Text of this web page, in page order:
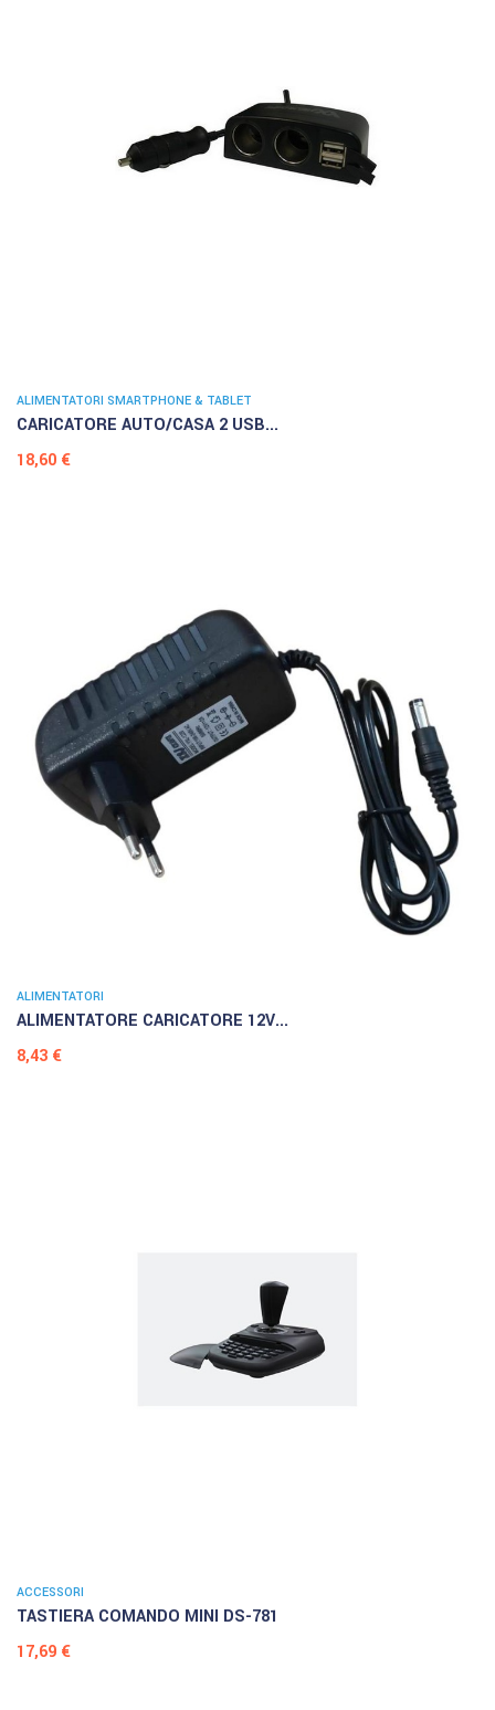
ALIMENTATORI SMARTPHONE & TABLET
CARICATORE AUTO/CASA 2 USB...
Prezzo
18,60 €
ALIMENTATORI
ALIMENTATORE CARICATORE 12V...
Prezzo
8,43 €
ACCESSORI
TASTIERA COMANDO MINI DS-781
Prezzo
17,69 €